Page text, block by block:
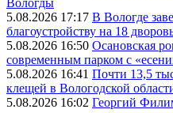
5.08.2026 17:17 В Вологде
благоустройству на 18
5.08.2026 16:50 Осановская
современным парком с
5.08.2026 16:41 Почти 13,5
клещей в Вологодской
5.08.2026 16:02 Георгий